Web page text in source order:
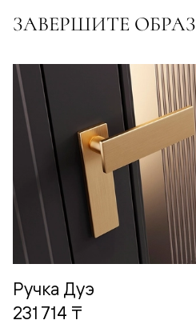
ЗАВЕРШИТЕ ОБРАЗ
Ручка Дуэ
231 714 ₸